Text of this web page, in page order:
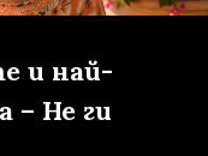
и най-
– Не ги